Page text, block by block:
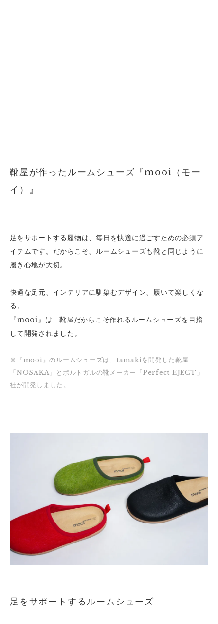
靴屋が作ったルームシューズ『mooi（モー
イ）』
足をサポートする履物は、毎日を快適に過ごすための必須ア
イテムです。だからこそ、ルームシューズも靴と同じように
履き心地が大切。
快適な足元、インテリアに馴染むデザイン、履いて楽しくな
る。
『mooi』は、靴屋だからこそ作れるルームシューズを目指
して開発されました。
※『mooi』のルームシューズは、tamakiを開発した靴屋
「NOSAKA」とポルトガルの靴メーカー「Perfect EJECT」
社が開発しました。
足をサポートするルームシューズ